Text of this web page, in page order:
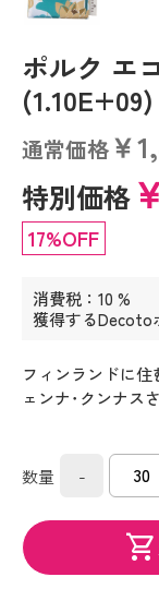
ポルク エ
(1.10E+09)
通常価格￥
特別価格
17%OFF
消費税：10 %
獲得するDecoto
フィンランドに
ェンナ･クンナス
数量 -
shopping_cart